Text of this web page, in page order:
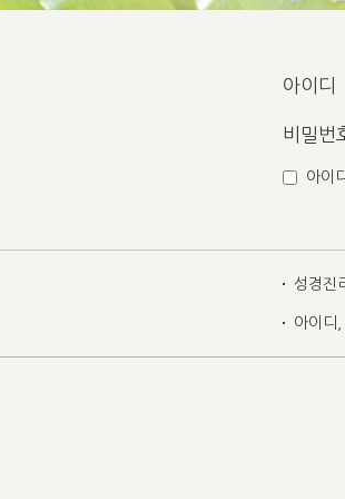
아이디
비밀번
아이
성경진
아이디